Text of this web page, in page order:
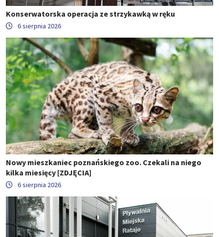
Konserwatorska operacja ze strzykawką w ręku
6 sierpnia 2026
Nowy mieszkaniec poznańskiego zoo. Czekali na niego
kilka miesięcy [ZDJĘCIA]
6 sierpnia 2026